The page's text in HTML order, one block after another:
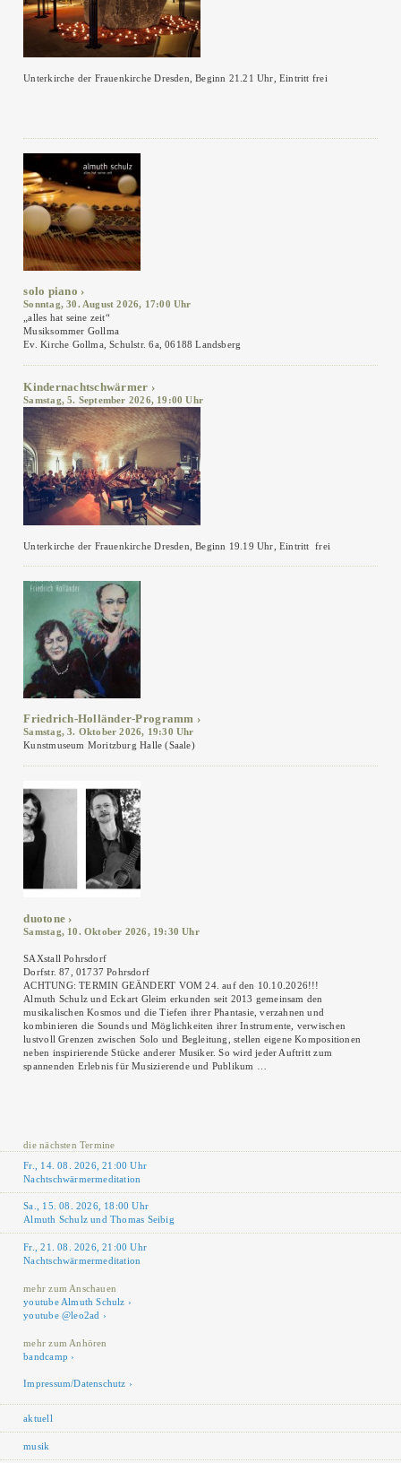
Unterkirche der Frauenkirche Dresden, Beginn 21.21 Uhr, Eintritt frei
solo piano
Sonntag, 30. August 2026, 17:00 Uhr
„alles hat seine zeit“
Musiksommer Gollma
Ev. Kirche Gollma, Schulstr. 6a, 06188 Landsberg
Kindernachtschwärmer
Samstag, 5. September 2026, 19:00 Uhr
Unterkirche der Frauenkirche Dresden, Beginn 19.19 Uhr, Eintritt frei
Friedrich-Holländer-Programm
Samstag, 3. Oktober 2026, 19:30 Uhr
Kunstmuseum Moritzburg Halle (Saale)
duotone
Samstag, 10. Oktober 2026, 19:30 Uhr
SAXstall Pohrsdorf
Dorfstr. 87, 01737 Pohrsdorf
ACHTUNG: TERMIN GEÄNDERT VOM 24. auf den 10.10.2026!!!
Almuth Schulz und Eckart Gleim erkunden seit 2013 gemeinsam den
musikalischen Kosmos und die Tiefen ihrer Phantasie, verzahnen und
kombinieren die Sounds und Möglichkeiten ihrer Instrumente, verwischen
lustvoll Grenzen zwischen Solo und Begleitung, stellen eigene Kompositionen
neben inspirierende Stücke anderer Musiker. So wird jeder Auftritt zum
spannenden Erlebnis für Musizierende und Publikum …
die nächsten Termine
Fr., 14. 08. 2026, 21:00 Uhr
Nachtschwärmermeditation
Sa., 15. 08. 2026, 18:00 Uhr
Almuth Schulz und Thomas Seibig
Fr., 21. 08. 2026, 21:00 Uhr
Nachtschwärmermeditation
mehr zum Anschauen
youtube Almuth Schulz
youtube @leo2ad
mehr zum Anhören
bandcamp
Impressum/Datenschutz
aktuell
musik